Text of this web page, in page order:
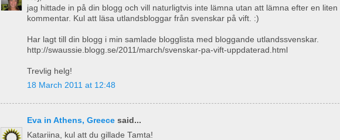
jag hittade in på din blogg och vill naturligtvis inte lämna utan att lämna efter en liten
kommentar. Kul att läsa utlandsbloggar från svenskar på vift. :)
Har lagt till din blogg i min samlade blogglista med bloggande utlandssvenskar.
http://swaussie.blogg.se/2011/march/svenskar-pa-vift-uppdaterad.html
Trevlig helg!
18 March 2011 at 12:48
Eva in Athens, Greece said...
Katariina, kul att du gillade Tamta!